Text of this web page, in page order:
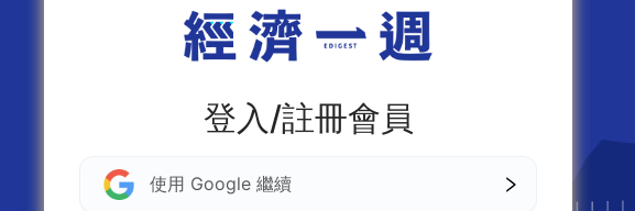
登入/註冊會員
使用 Google 繼續